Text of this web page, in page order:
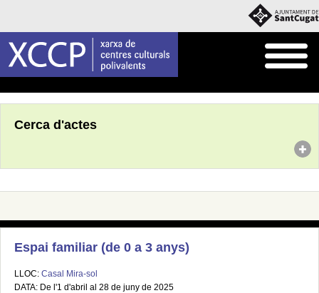
Cerca d'actes
Espai familiar (de 0 a 3 anys)
LLOC: Casal Mira-sol
DATA: De l'1 d'abril al 28 de juny de 2025